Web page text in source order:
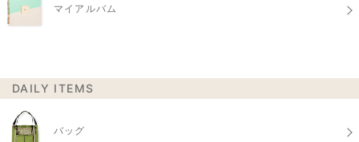
マイアルバム
DAILY ITEMS
バッグ